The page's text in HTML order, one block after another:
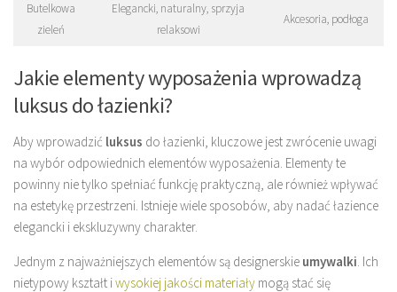
Butelkowa
zieleń
Elegancki, naturalny, sprzyja
relaksowi
Akcesoria, podłoga
Jakie elementy wyposażenia wprowadzą
luksus do łazienki?
Aby wprowadzić luksus do łazienki, kluczowe jest zwrócenie uwagi
na wybór odpowiednich elementów wyposażenia. Elementy te
powinny nie tylko spełniać funkcję praktyczną, ale również wpływać
na estetykę przestrzeni. Istnieje wiele sposobów, aby nadać łazience
elegancki i ekskluzywny charakter.
Jednym z najważniejszych elementów są designerskie umywalki . Ich
nietypowy kształt iwysokiej jakości materiały mogą stać się